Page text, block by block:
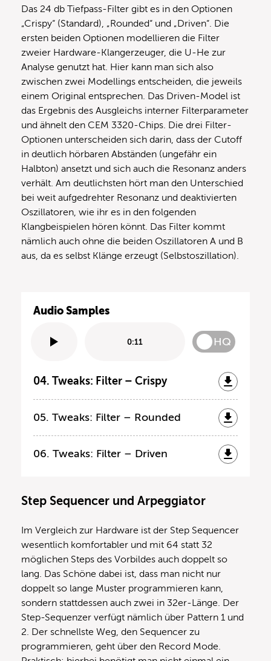
Das 24 db Tiefpass-Filter gibt es in den Optionen
„Crispy“ (Standard), „Rounded“ und „Driven“. Die
ersten beiden Optionen modellieren die Filter
zweier Hardware-Klangerzeuger, die U-He zur
Analyse genutzt hat. Hier kann man sich also
zwischen zwei Modellings entscheiden, die jeweils
einem Original entsprechen. Das Driven-Model ist
das Ergebnis des Ausgleichs interner Filterparameter
und ähnelt den CEM 3320-Chips. Die drei Filter-
Optionen unterscheiden sich darin, dass der Cutoff
in deutlich hörbaren Abständen (ungefähr ein
Halbton) ansetzt und sich auch die Resonanz anders
verhält. Am deutlichsten hört man den Unterschied
bei weit aufgedrehter Resonanz und deaktivierten
Oszillatoren, wie ihr es in den folgenden
Klangbeispielen hören könnt. Das Filter kommt
nämlich auch ohne die beiden Oszillatoren A und B
aus, da es selbst Klänge erzeugt (Selbstoszillation).
Audio Samples
0:11 HQ
04. Tweaks: Filter – Crispy
05. Tweaks: Filter – Rounded
06. Tweaks: Filter – Driven
Step Sequencer und Arpeggiator
Im Vergleich zur Hardware ist der Step Sequencer
wesentlich komfortabler und mit 64 statt 32
möglichen Steps des Vorbildes auch doppelt so
lang. Das Schöne dabei ist, dass man nicht nur
doppelt so lange Muster programmieren kann,
sondern stattdessen auch zwei in 32er-Länge. Der
Step-Sequenzer verfügt nämlich über Pattern 1 und
2. Der schnellste Weg, den Sequencer zu
programmieren, geht über den Record Mode.